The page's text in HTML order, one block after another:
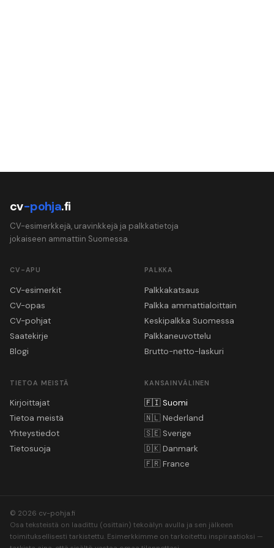
cv-pohja.fi
CV-esimerkkejä, uravinkkejä ja palkkatietoja
jokaiseen ammattiin Suomessa.
CV-APU
CV-esimerkit
CV-opas
CV-pohjat
Saatekirje
Blogi
PALKKA
Palkkakatsaus
Palkka ammattialoittain
Keskipalkka Suomessa
Palkkaneuvottelu
Brutto-netto-laskuri
TIETOA MEISTÄ
Kirjoittajat
Tietoa meistä
Yhteystiedot
Tietosuoja
KANSAINVÄLINEN
🇫🇮 Suomi
🇳🇱 Nederland
🇸🇪 Sverige
🇩🇰 Danmark
🇫🇷 France
© 2026 cv-pohja.fi
Osa teksteistä on laadittu (osittain) tekoälyn avulla ja sen jälkeen
toimituksellisesti tarkistettu. Esimerkkimme on tarkoitettu inspiraatioksi —